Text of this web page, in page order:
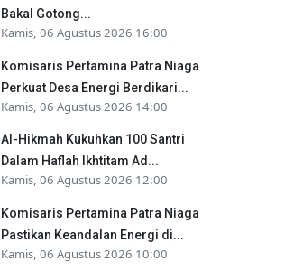
Bakal Gotong...
Kamis, 06 Agustus 2026 16:00
Komisaris Pertamina Patra Niaga
Perkuat Desa Energi Berdikari...
Kamis, 06 Agustus 2026 14:00
Al-Hikmah Kukuhkan 100 Santri
Dalam Haflah Ikhtitam Ad...
Kamis, 06 Agustus 2026 12:00
Komisaris Pertamina Patra Niaga
Pastikan Keandalan Energi di...
Kamis, 06 Agustus 2026 10:00